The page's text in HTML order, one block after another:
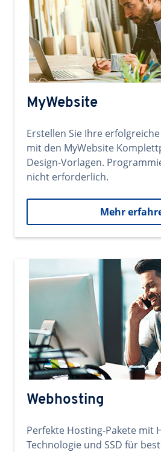
MyWebsite
Erstellen Sie Ihre
mit den MyWebsite
Design-Vorlagen.
nicht erforderlich.
Mehr
Webhosting
Perfekte Hosting-Pakete mit
Technologie und SSD für